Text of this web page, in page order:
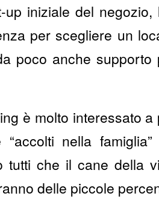
iniziale del
per scegliere un
poco anche
è molto interessato a
nella
tutti che il cane della
delle piccole